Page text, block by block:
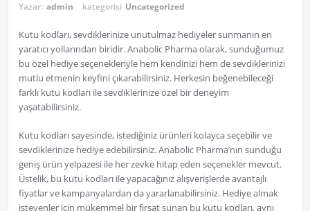
Yazar: admin kategorisi Uncategorized
Kutu kodları, sevdiklerinize unutulmaz hediyeler sunmanın en
yaratıcı yollarından biridir. Anabolic Pharma olarak, sunduğumuz
bu özel hediye seçenekleriyle hem kendinizi hem de sevdiklerinizi
mutlu etmenin keyfini çıkarabilirsiniz. Herkesin beğenebileceği
farklı kutu kodları ile sevdiklerinize özel bir deneyim
yaşatabilirsiniz.
Kutu kodları sayesinde, istediğiniz ürünleri kolayca seçebilir ve
sevdiklerinize hediye edebilirsiniz. Anabolic Pharma’nın sunduğu
geniş ürün yelpazesi ile her zevke hitap eden seçenekler mevcut.
Üstelik, bu kutu kodları ile yapacağınız alışverişlerde avantajlı
fiyatlar ve kampanyalardan da yararlanabilirsiniz. Hediye almak
isteyenler için mükemmel bir fırsat sunan bu kutu kodları, aynı